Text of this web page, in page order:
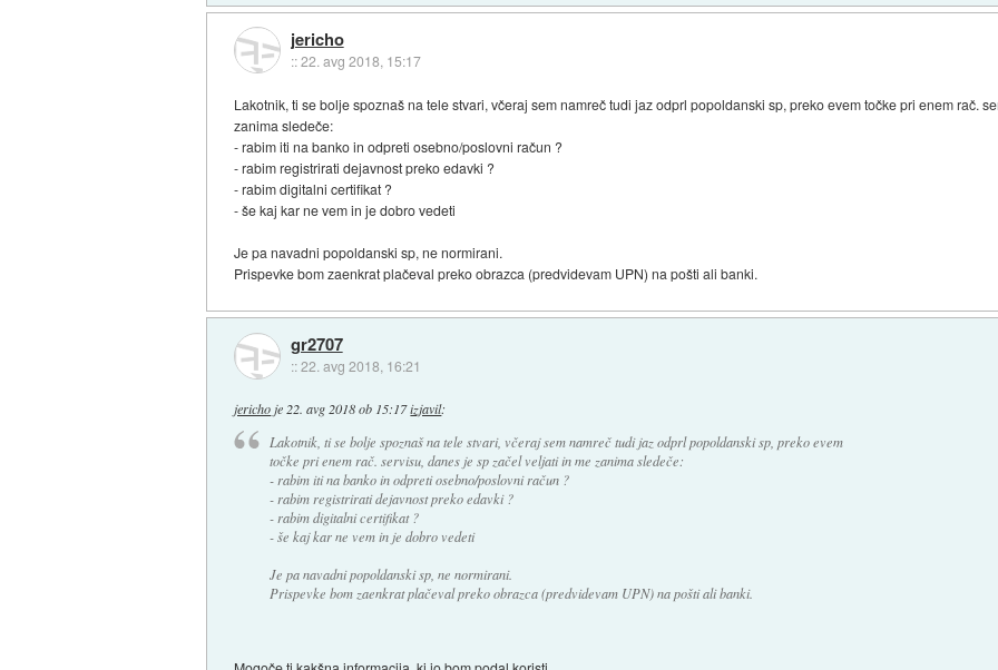
jericho
::22. avg 2018, 15:17
Lakotnik, ti se bolje spoznaš na tele stvari, včeraj sem namreč tudi jaz odprl popoldanski sp, preko evem točke pri enem rač.
zanima sledeče:
- rabim iti na banko in odpreti osebno/poslovni račun ?
- rabim registrirati dejavnost preko edavki ?
- rabim digitalni certifikat ?
- še kaj kar ne vem in je dobro vedeti
Je pa navadni popoldanski sp, ne normirani.
Prispevke bom zaenkrat plačeval preko obrazca (predvidevam UPN) na pošti ali banki.
gr2707
::22. avg 2018, 16:21
jericho je 22. avg 2018 ob 15:17izjavil:
Lakotnik, ti se bolje spoznaš na tele stvari, včeraj sem namreč tudi jaz odprl popoldanski sp, preko evem
točke pri enem rač. servisu, danes je sp začel veljati in me zanima sledeče:
- rabim iti na banko in odpreti osebno/poslovni račun ?
- rabim registrirati dejavnost preko edavki ?
- rabim digitalni certifikat ?
- še kaj kar ne vem in je dobro vedeti
Je pa navadni popoldanski sp, ne normirani.
Prispevke bom zaenkrat plačeval preko obrazca (predvidevam UPN) na pošti ali banki.